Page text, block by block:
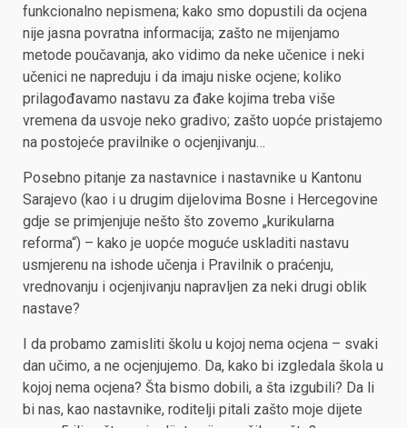
funkcionalno nepismena; kako smo dopustili da ocjena
nije jasna povratna informacija; zašto ne mijenjamo
metode poučavanja, ako vidimo da neke učenice i neki
učenici ne napreduju i da imaju niske ocjene; koliko
prilagođavamo nastavu za đake kojima treba više
vremena da usvoje neko gradivo; zašto uopće pristajemo
na postojeće pravilnike o ocjenjivanju…
Posebno pitanje za nastavnice i nastavnike u Kantonu
Sarajevo (kao i u drugim dijelovima Bosne i Hercegovine
gdje se primjenjuje nešto što zovemo „kurikularna
reforma“) – kako je uopće moguće uskladiti nastavu
usmjerenu na ishode učenja i Pravilnik o praćenju,
vrednovanju i ocjenjivanju napravljen za neki drugi oblik
nastave?
I da probamo zamisliti školu u kojoj nema ocjena – svaki
dan učimo, a ne ocjenjujemo. Da, kako bi izgledala škola u
kojoj nema ocjena? Šta bismo dobili, a šta izgubili? Da li
bi nas, kao nastavnike, roditelji pitali zašto moje dijete